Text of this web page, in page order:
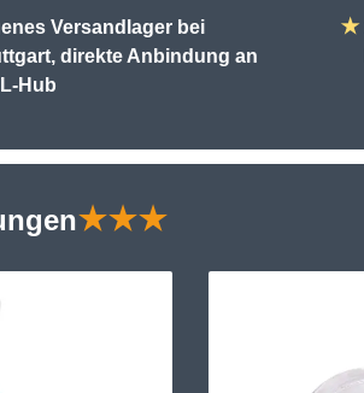
Versandlager bei
direkte Anbindung an
Hub
★
★★★